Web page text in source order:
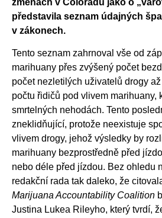
představila seznam údajných
v zákonech.
Tento seznam zahrnoval vše od
marihuany přes zvýšený počet
počet nezletilých uživatelů drogy
počtu řidičů pod vlivem marihuany,
smrtelných nehodách. Tento
zneklidňující, protože neexistuje
vlivem drogy, jehož výsledky by
marihuany bezprostředně před
nebo déle před jízdou. Bez ohledu
redakční rada tak daleko, že
Marijuana Accountability Coalition
Justina Lukea Rileyho, který tvrdí,